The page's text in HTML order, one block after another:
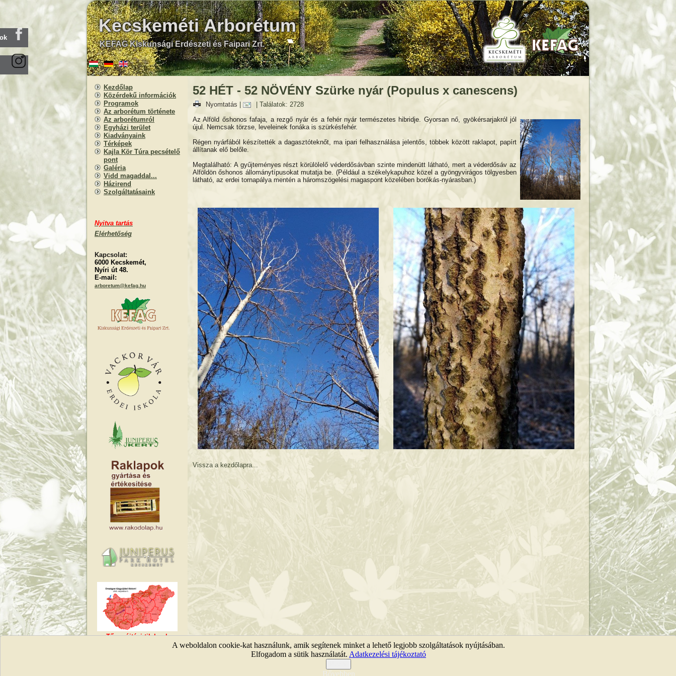
Kecskeméti Arborétum
KEFAG Kiskunsági Erdészeti és Faipari Zrt.
Kezdőlap
Közérdekű információk
Programok
Az arborétum története
Az arborétumról
Egyházi terület
Kiadványaink
Térképek
Kajla Kör Túra pecsételő
pont
Galéria
Vidd magaddal...
Házirend
Szolgáltatásaink
Nyitva tartás
Elérhetőség
Kapcsolat:
6000 Kecskemét,
Nyíri út 48.
E-mail:
arboretum@kefag.hu
Tűzgyújtási tilalmak
52 HÉT - 52 NÖVÉNY Szürke nyár (Populus x canescens)
Nyomtatás
| Találatok: 2728
Az Alföld őshonos fafaja, a rezgő nyár és a fehér nyár természetes hibridje. Gyorsan nő, gyökérsarjakról jól
újul. Nemcsak törzse, leveleinek fonáka is szürkésfehér.
Régen nyárfából készítették a dagasztóteknőt, ma ipari felhasználása jelentős, többek között raklapot, papírt
állítanak elő belőle.
Megtalálható: A gyűjteményes részt körülölelő véderdősávban szinte mindenütt látható, mert a véderdősáv az
Alföldön őshonos állománytípusokat mutatja be. (Például a székelykapuhoz közel a gyöngyvirágos tölgyesben
látható, az erdei tornapálya mentén a háromszögelési magaspont közelében borókás-nyárasban.)
Vissza a kezdőlapra...
KEFAG Zrt. © 2011 |Jogi nyilatkozat|Webtérkép
A weboldalon cookie-kat használunk, amik segítenek minket a lehető legjobb szolgáltatások nyújtásában.
Elfogadom a sütik használatát. Adatkezelési tájékoztató
Bővebben